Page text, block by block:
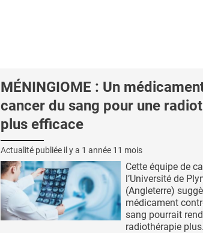
MÉNINGIOME : Un
cancer du sang pour une
plus efficace
Actualité publiée il y a 1 année 11 mois
Cette équipe de
l’Université de
(Angleterre)
médicament
sang pourrait
radiothérapie